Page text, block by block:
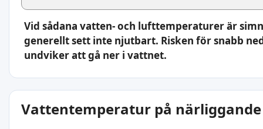
Vid sådana vatten- och lufttemperaturer är
generellt sett inte njutbart. Risken för snabb
undviker att gå ner i vattnet.
Vattentemperatur på